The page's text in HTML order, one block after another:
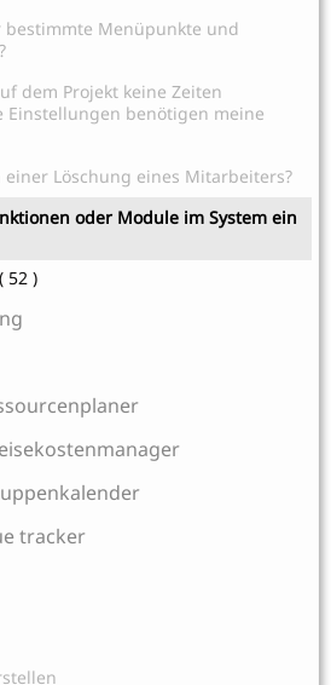
Menüpunkte und
dem Projekt keine Zeiten
Einstellungen benötigen meine
einer Löschung eines Mitarbeiters?
oder Module im System ein
( 52 )
tracker